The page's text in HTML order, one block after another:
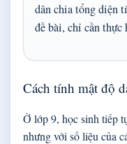
dân chia tổng diện
đề bài, chỉ cần thực
Cách tính mật độ
Ở lớp 9, học sinh tiếp
nhưng với số liệu của